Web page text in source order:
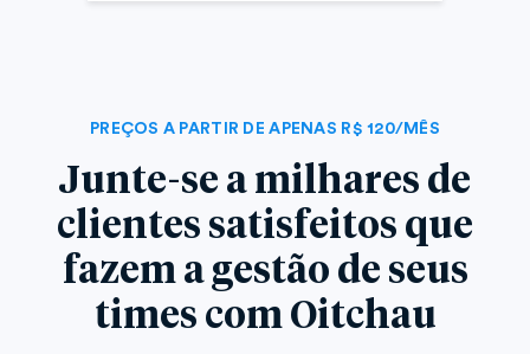
PREÇOS A PARTIR DE APENAS R$ 120/MÊS
Junte-se a milhares de
clientes satisfeitos que
fazem a gestão de seus
times com Oitchau